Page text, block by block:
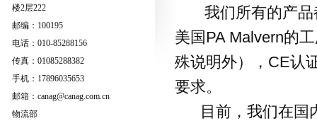
楼2层222
邮编：100195
电话：010-85288156
传真：01085288382
手机：17896035653
邮箱：canag@canag.com.cn
物流部
我们所有的产品
美国PA Malvern的
殊说明外），CE认
要求。
目前，我们在国